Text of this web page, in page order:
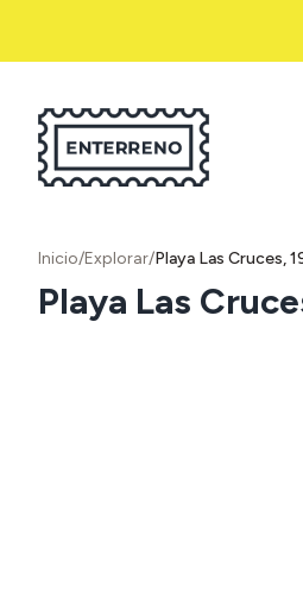
Inicio/Explorar/Playa Las Cruces,
Playa Las